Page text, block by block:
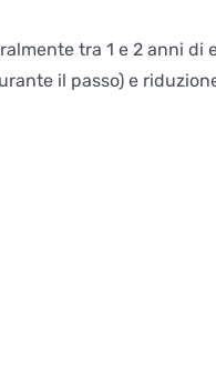
tra 1 e 2 anni
il passo) e